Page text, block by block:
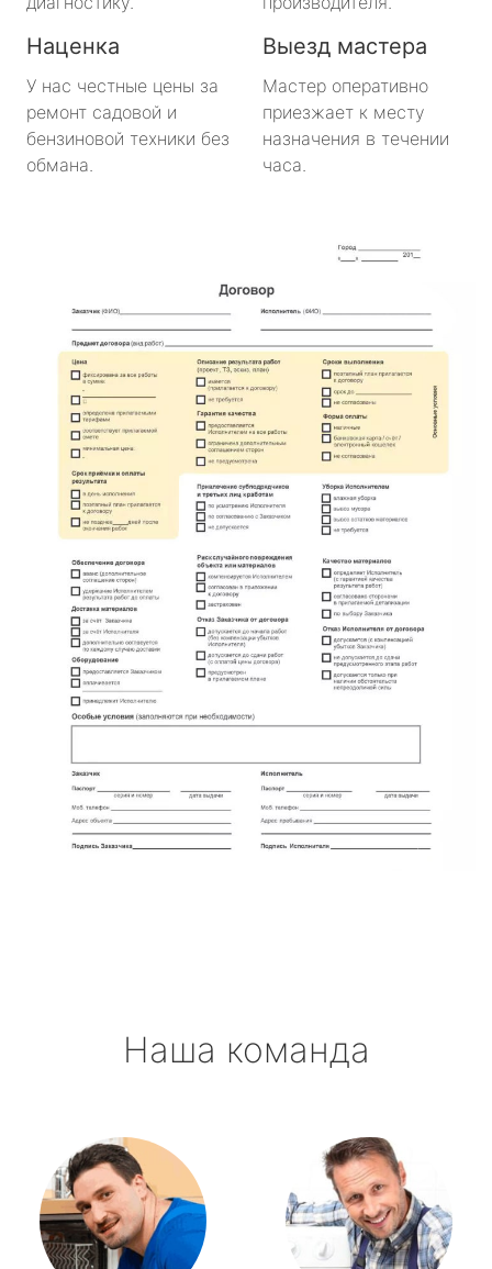
Наценка
У нас честные цены за
ремонт садовой и
бензиновой техники без
обмана.
Выезд мастера
Мастер оперативно
приезжает к месту
назначения в течении
часа.
Наша команда